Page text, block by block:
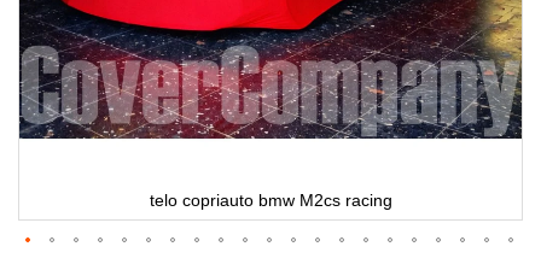
telo copriauto bmw M2cs racing